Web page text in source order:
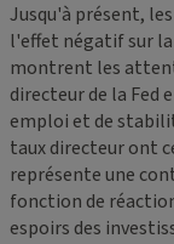
Jusqu'à présent,
l'effet négatif sur
montrent les
directeur de la Fed
emploi et de
taux directeur ont
représente une
fonction de
espoirs des